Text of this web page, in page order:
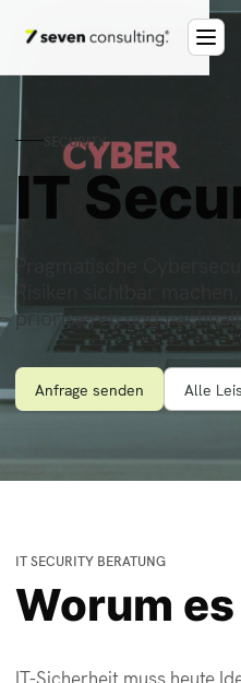
SECURITY
IT
Pragmatische
Risiken sichtbar machen,
priorisieren und
Anfrage senden Alle
IT SECURITY BERATUNG
Worum
IT-Sicherheit muss heute